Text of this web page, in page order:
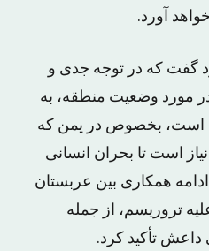
آورد.
گفت که در توجه جدی و
مورد وضعیت منطقه، به
است، بخصوص در یمن که
است تا بحران انسانی
همکاری بین عربستان
تروریسم، از جمله
داعش تأکید کرد.